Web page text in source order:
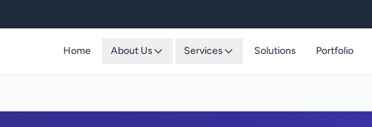
Home About Us Services Solutions Portfolio